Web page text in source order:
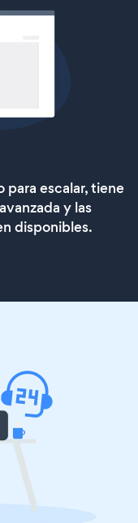
para escalar, tiene
y las
disponibles.